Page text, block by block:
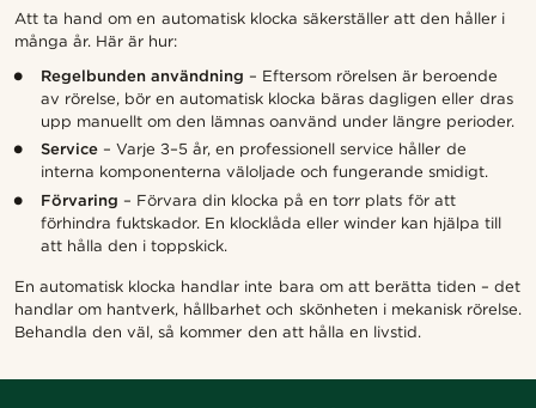
Att ta hand om en automatisk klocka säkerställer att den håller i
många år. Här är hur:
Regelbunden användning – Eftersom rörelsen är beroende
av rörelse, bör en automatisk klocka bäras dagligen eller dras
upp manuellt om den lämnas oanvänd under längre perioder.
Service – Varje 3–5 år, en professionell service håller de
interna komponenterna väloljade och fungerande smidigt.
Förvaring – Förvara din klocka på en torr plats för att
förhindra fuktskador. En klocklåda eller winder kan hjälpa till
att hålla den i toppskick.
En automatisk klocka handlar inte bara om att berätta tiden – det
handlar om hantverk, hållbarhet och skönheten i mekanisk rörelse.
Behandla den väl, så kommer den att hålla en livstid.